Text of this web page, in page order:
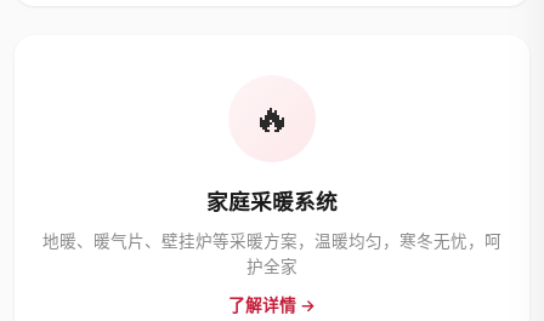
🔥
家庭采暖系统
地暖、暖气片、壁挂炉等采暖方案，温暖均匀，寒冬无忧，呵
护全家
了解详情 →